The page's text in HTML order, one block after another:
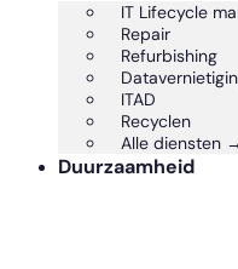
IT Lifecycle
Repair
Refurbishing
ITAD
Recyclen
Alle diensten →
Duurzaamheid